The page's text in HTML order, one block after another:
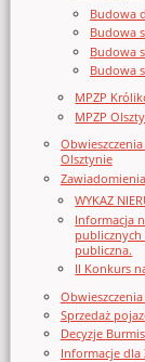
Budowa
Budowa
Budowa
Budowa
MPZP
MPZP
Olsztynie
WYKAZ
Informacja
publiczna.
II Konkurs
Sprzedaż
Decyzje
Informacje dla